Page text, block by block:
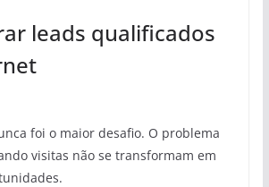
leads qualificados
foi o maior desafio. O problema
visitas não se transformam em